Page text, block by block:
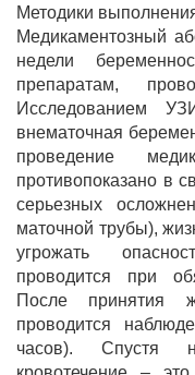
Методики
Медикаментозный
недели
препаратам,
Исследованием
внематочная
проведение
противопоказано в
серьезных
маточной трубы),
угрожать
проводится при
После принятия
проводится
часов). Спустя